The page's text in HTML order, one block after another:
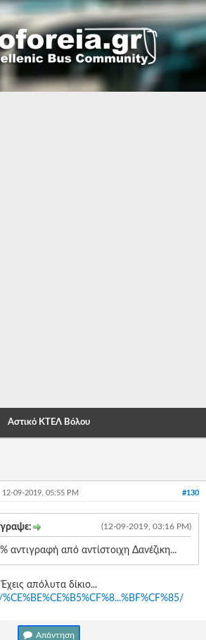
Αστικό ΚΤΕΛ Βόλου
#130
12-09-2019, 05:55 PM
(12-09-2019, 03:16 PM)
αντιγραφή από αντίστοιχη Δανέζικη...
Έχεις απόλυτα δίκιο...
Απάντηση